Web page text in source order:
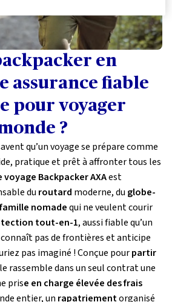
en
assurance fiable
pour voyager
?
qu’un voyage se prépare comme
pratique et prêt à affronter tous les
voyage Backpacker AXAest
du routard moderne, du globe-
famille nomadequi ne veulent courir
tout-en-1, aussi fiable qu’un
connaît pas de frontières et anticipe
pas imaginé !Conçue pourpartir
rassemble dans un seul contrat une
prise en charge élevée des frais
entier, un rapatriementorganisé